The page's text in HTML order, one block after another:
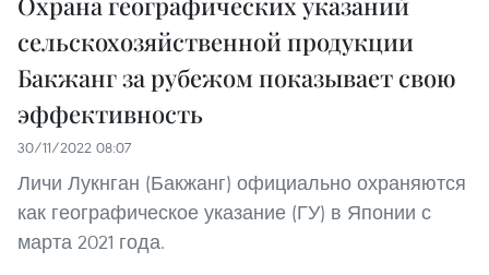
сельскохозяйственной продукции
Бакжанг за рубежом показывает свою
эффективность
30/11/2022 08:07
Личи Лукнган (Бакжанг) официально охраняются
как географическое указание (ГУ) в Японии с
марта 2021 года.